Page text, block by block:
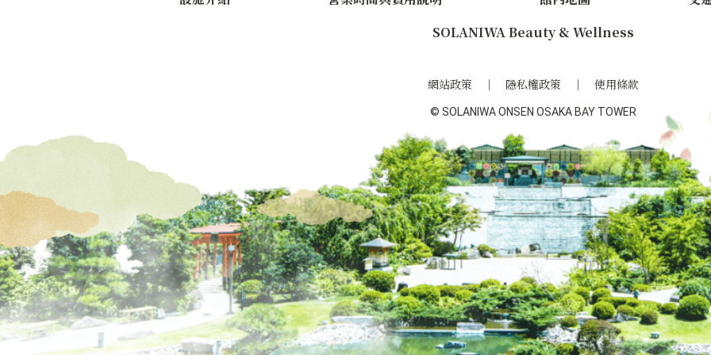
SOLANIWA Beauty & Wellness
網站政策 隱私權政策 使用條款
© SOLANIWA ONSEN OSAKA BAY TOWER